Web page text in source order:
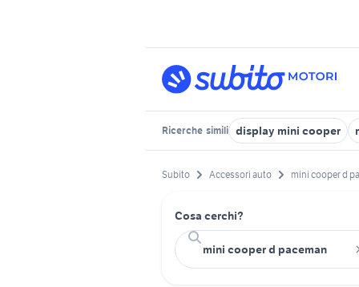
Ricerche simili display mini cooper
Subito Accessori auto mini cooper d
Cosa cerchi?